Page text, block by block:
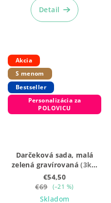
Detail
Akcia
S menom
Bestseller
Personalizácia za
POLOVICU
Darčeková sada, malá
zelená gravírovaná(3ks:
Krúžky + Mojkáčik + box)
€54,50
€69
(–21 %)
Skladom